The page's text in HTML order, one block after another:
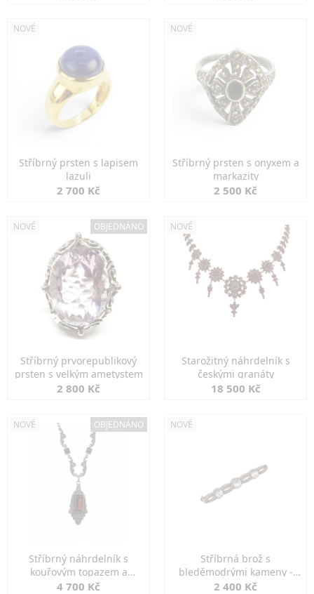
NOVÉ
Stříbrný prsten s lapisem
lazuli
2 700 Kč
NOVÉ
Stříbrný prsten s onyxem a
markazity
2 500 Kč
NOVÉ OBJEDNÁNO
Stříbrný prvorepublikový
prsten s velkým ametystem
2 800 Kč
NOVÉ
Starožitný náhrdelník s
českými granáty
18 500 Kč
NOVÉ OBJEDNÁNO
Stříbrný náhrdelník s
kouřovým topazem a
markazity
4 700 Kč
NOVÉ
Stříbrná brož s
bleděmodrými kameny -
jemná elegance
2 400 Kč